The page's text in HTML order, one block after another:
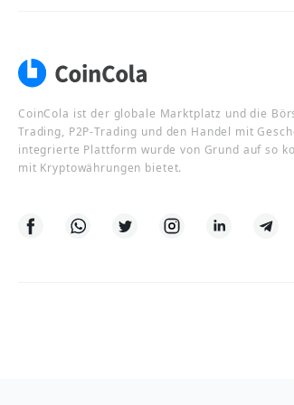
CoinCola ist der globale Marktplatz und die
Trading, P2P-Trading und den Handel mit
integrierte Plattform wurde von Grund auf so
mit Kryptowährungen bietet.